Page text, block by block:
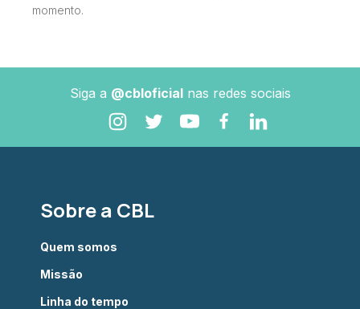
momento.
Siga a @cbloficialnas redes sociais
Sobre a CBL
Quem somos
Missão
Linha do tempo